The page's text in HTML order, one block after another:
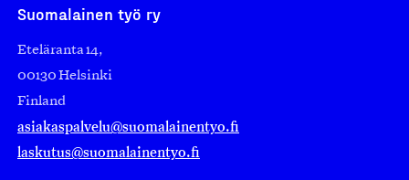
Suomalainen työ ry
Eteläranta 14,
00130 Helsinki
Finland
asiakaspalvelu@suomalainentyo.fi
laskutus@suomalainentyo.fi